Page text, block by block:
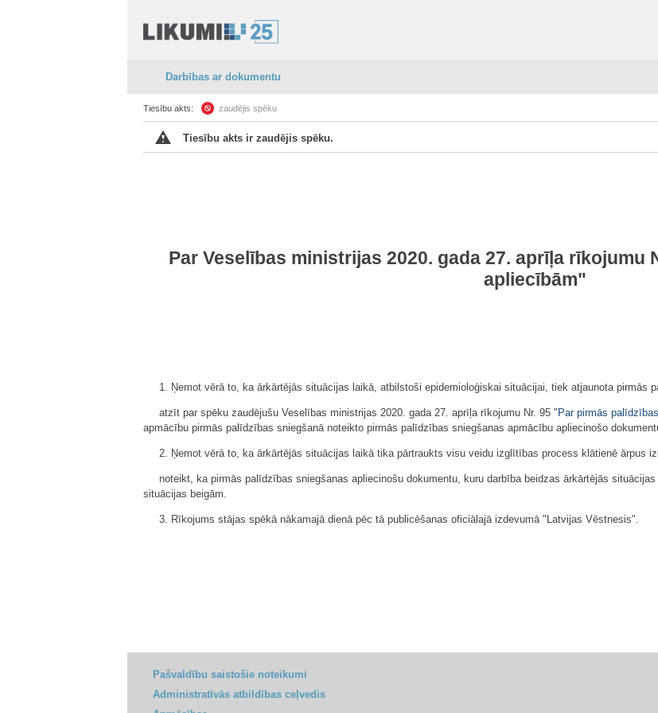
Darbības ar dokumentu
Tiesību akts: zaudējis spēku
Tiesību akts ir zaudējis spēku.
Par Veselības ministrijas 2020. gada 27. aprīļa rīkojumu
apliecībām"
1. Ņemot vērā to, ka ārkārtējās situācijas laikā, atbilstoši epidemioloģiskai situācijai, tiek atjaunota pirmās
atzīt par spēku zaudējušu Veselības ministrijas 2020. gada 27. aprīļa rīkojumu Nr. 95 " Par pirmās
apmācību pirmās palīdzības sniegšanā noteikto pirmās palīdzības sniegšanas apmācību apliecinošo
2. Ņemot vērā to, ka ārkārtējās situācijas laikā tika pārtraukts visu veidu izglītības process klātienē ārpus
noteikt, ka pirmās palīdzības sniegšanas apliecinošu dokumentu, kuru darbība beidzas ārkārtējās
situācijas beigām.
3. Rīkojums stājas spēkā nākamajā dienā pēc tā publicēšanas oficiālajā izdevumā "Latvijas Vēstnesis".
Pašvaldību saistošie noteikumi
Administratīvās atbildības ceļvedis